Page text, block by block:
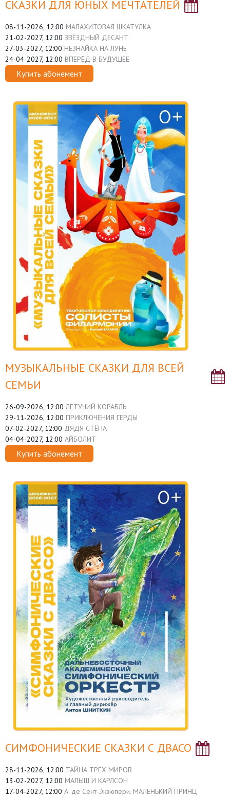
СКАЗКИ ДЛЯ ЮНЫХ МЕЧТАТЕЛЕЙ
08-11-2026, 12:00 МАЛАХИТОВАЯ ШКАТУЛКА
21-02-2027, 12:00 ЗВЁЗДНЫЙ ДЕСАНТ
27-03-2027, 12:00 НЕЗНАЙКА НА ЛУНЕ
24-04-2027, 12:00 ВПЕРЁД В БУДУЩЕЕ
Купить абонемент
МУЗЫКАЛЬНЫЕ СКАЗКИ ДЛЯ ВСЕЙ
СЕМЬИ
26-09-2026, 12:00 ЛЕТУЧИЙ КОРАБЛЬ
29-11-2026, 12:00 ПРИКЛЮЧЕНИЯ ГЕРДЫ
07-02-2027, 12:00 ДЯДЯ СТЁПА
04-04-2027, 12:00 АЙБОЛИТ
Купить абонемент
СИМФОНИЧЕСКИЕ СКАЗКИ С ДВАСО
28-11-2026, 12:00 ТАЙНА ТРЁХ МИРОВ
13-02-2027, 12:00 МАЛЫШ И КАРЛСОН
17-04-2027, 12:00 А. де Сент-Экзюпери. МАЛЕНЬКИЙ ПРИНЦ